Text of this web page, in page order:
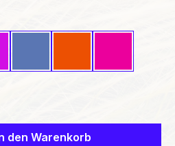
Wert
den Warenkorb